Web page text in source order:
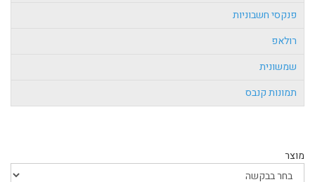
פנקסי חשבוניות
רולאפ
שמשונית
תמונות קנבס
מוצר